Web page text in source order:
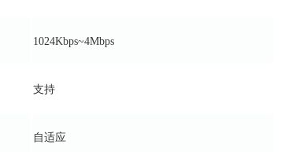
1024Kbps~4Mbps
支持
自适应